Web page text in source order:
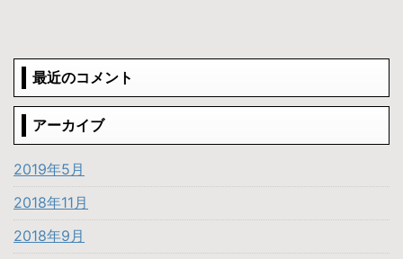
最近のコメント
アーカイブ
2019年5月
2018年11月
2018年9月